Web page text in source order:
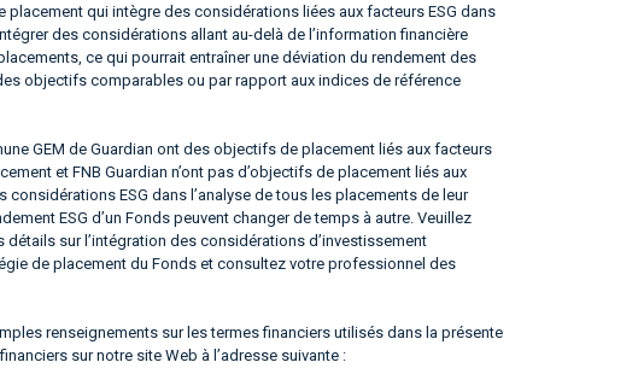
qui intègre des considérations liées aux facteurs ESG dans
des considérations allant au-delà de l’information financière
ce qui pourrait entraîner une déviation du rendement des
objectifs comparables ou par rapport aux indices de référence
GEM de Guardian ont des objectifs de placement liés aux facteurs
et FNB Guardian n’ont pas d’objectifs de placement liés aux
ESG dans l’analyse de tous les placements de leur
ESG d’un Fonds peuvent changer de temps à autre. Veuillez
sur l’intégration des considérations d’investissement
de placement du Fonds et consultez votre professionnel des
renseignements sur les termes financiers utilisés dans la présente
sur notre site Web à l’adresse suivante :